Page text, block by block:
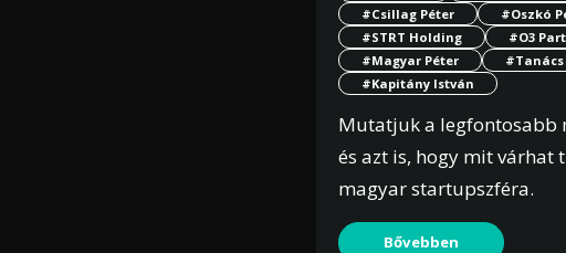
#Csillag Péter
#Oszkó
#STRT Holding
#O3
#Magyar Péter
#Kapitány István
Mutatjuk a legfontosabb
és azt is, hogy mit várhat
magyar startupszféra.
Bővebben